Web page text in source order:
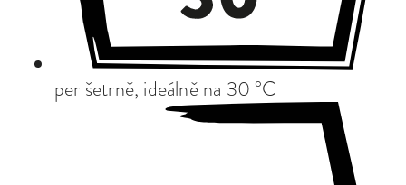
per šetrně, ideálně na 30 °C